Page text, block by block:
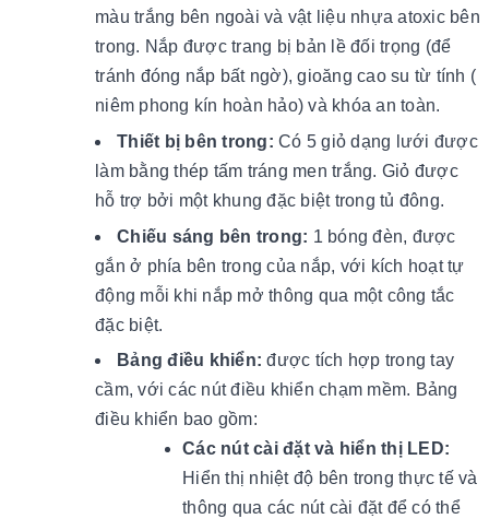
màu trắng bên ngoài và vật liệu nhựa atoxic bên
trong. Nắp được trang bị bản lề đối trọng (để
tránh đóng nắp bất ngờ), gioăng cao su từ tính (
niêm phong kín hoàn hảo) và khóa an toàn.
Thiết bị bên trong: Có 5 giỏ dạng lưới được
làm bằng thép tấm tráng men trắng. Giỏ được
hỗ trợ bởi một khung đặc biệt trong tủ đông.
Chiếu sáng bên trong: 1 bóng đèn, được
gắn ở phía bên trong của nắp, với kích hoạt tự
động mỗi khi nắp mở thông qua một công tắc
đặc biệt.
Bảng điều khiển: được tích hợp trong tay
cầm, với các nút điều khiển chạm mềm. Bảng
điều khiển bao gồm:
Các nút cài đặt và hiển thị LED:
Hiển thị nhiệt độ bên trong thực tế và
thông qua các nút cài đặt để có thể